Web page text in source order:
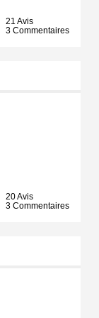
21 Avis
3 Commentaires
20 Avis
3 Commentaires